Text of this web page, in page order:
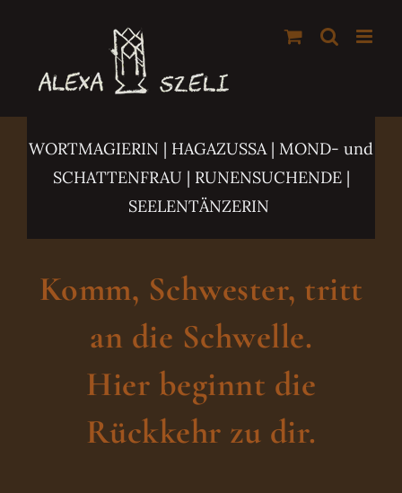
springen
WORTMAGIERIN | HAGAZUSSA | MOND- und
SCHATTENFRAU | RUNENSUCHENDE |
SEELENTÄNZERIN
Komm, Schwester, tritt
an die Schwelle.
Hier beginnt die
Rückkehr zu dir.